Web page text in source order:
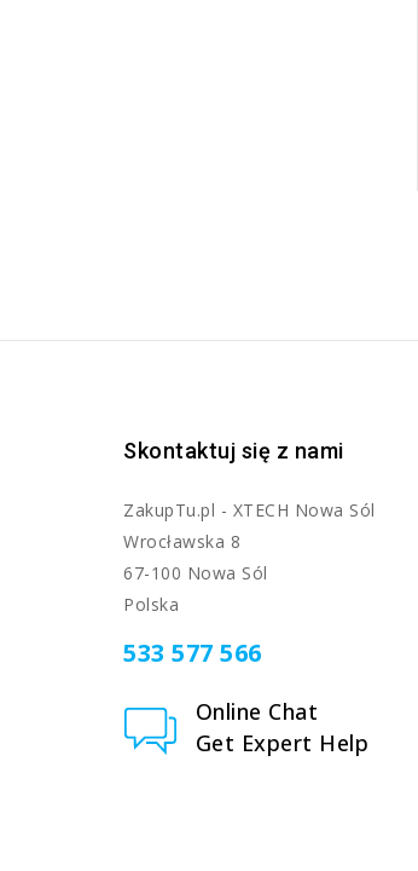
Skontaktuj się z nami
ZakupTu.pl - XTECH Nowa Sól
Wrocławska 8
67-100 Nowa Sól
Polska
533 577 566
Online Chat
Get Expert Help